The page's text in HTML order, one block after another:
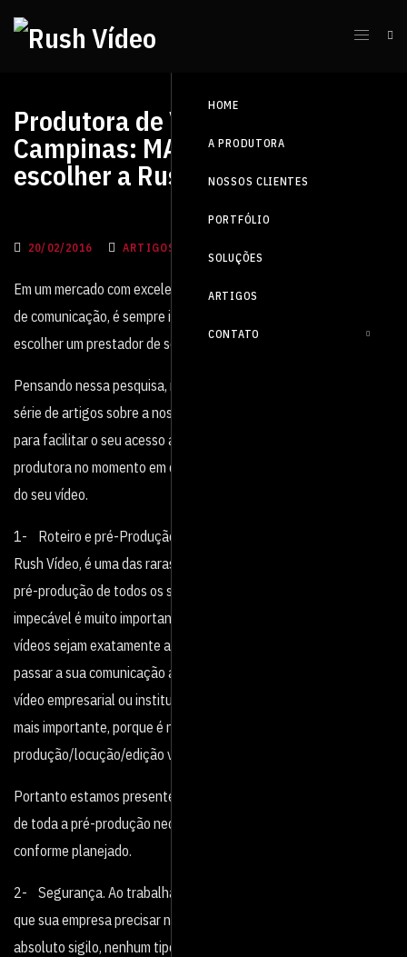
HOME
A PRODUTORA
NOSSOS CLIENTES
PORTFÓLIO
SOLUÇÕES
ARTIGOS
CONTATO
Produtora de Vídeo em
Campinas: MAIS 5 razões para
escolher a Rush Vídeo
20/02/2016 ARTIGOS, BLOG
Em um mercado com excelentes profissionais em todas as áreas
de comunicação, é sempre importante pesquisar muito antes de
escolher um prestador de serviço.
Pensando nessa pesquisa, nós da Rush Vídeo preparamos uma
série de artigos sobre a nossa Produtora de Vídeo em Campinas,
para facilitar o seu acesso as informações e qualificações da
produtora no momento em que estiver cotando para a produção
do seu vídeo.
1- Roteiro e pré-Produção: A Produtora de Vídeo em Campinas,
Rush Vídeo, é uma das raras no mercado que dá muita atenção a
pré-produção de todos os seus trabalhos. Para nós um portfólio
impecável é muito importante, então prezamos para que todos os
vídeos sejam exatamente aquilo que o cliente necessita para
passar a sua comunicação ao público alvo. Numa produção de
vídeo empresarial ou institucional, o roteiro talvez seja a parte
mais importante, porque é nele que toda a
produção/locução/edição vai se basear.
Portanto estamos presentes no auxilio da montagem do roteiro e
de toda a pré-produção necessária para que o vídeo saia
conforme planejado.
2- Segurança. Ao trabalhar com a Rush Vídeo, as informações
que sua empresa precisar nos passar serão tratadas com o mais
absoluto sigilo, nenhum tipo de comunicação será transmitida